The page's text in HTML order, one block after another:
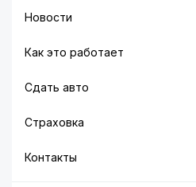
Новости
Как это работает
Сдать авто
Страховка
Контакты